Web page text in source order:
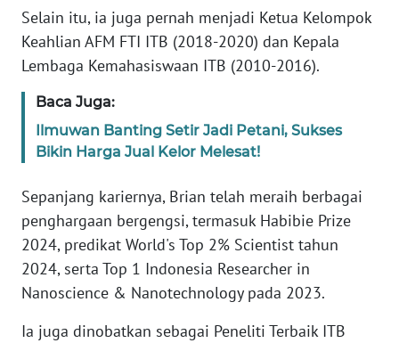
Selain itu, ia juga pernah menjadi Ketua Kelompok
Keahlian AFM FTI ITB (2018-2020) dan Kepala
Lembaga Kemahasiswaan ITB (2010-2016).
Baca Juga:
Ilmuwan Banting Setir Jadi Petani, Sukses
Bikin Harga Jual Kelor Melesat!
Sepanjang kariernya, Brian telah meraih berbagai
penghargaan bergengsi, termasuk Habibie Prize
2024, predikat World's Top 2% Scientist tahun
2024, serta Top 1 Indonesia Researcher in
Nanoscience & Nanotechnology pada 2023.
Ia juga dinobatkan sebagai Peneliti Terbaik ITB
WN
JABAR
BANTEN
WN
WN
KEPRI
WN